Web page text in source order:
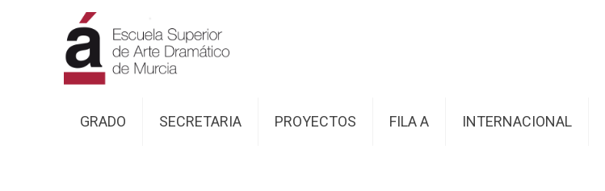
GRADO SECRETARIA PROYECTOS FILA A INTERNACIONAL